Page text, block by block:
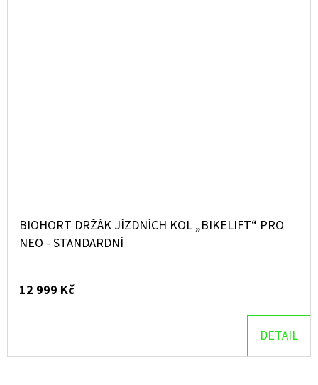
BIOHORT DRŽÁK JÍZDNÍCH KOL „BIKELIFT“ PRO
NEO - STANDARDNÍ
12 999 Kč
DETAIL